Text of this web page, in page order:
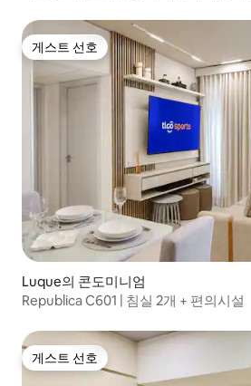
게스트 선호
게스트 선호
Luque의 콘도미니엄
Republica C601 | 침실 2개 + 편의시설
게스트 선호
게스트 선호